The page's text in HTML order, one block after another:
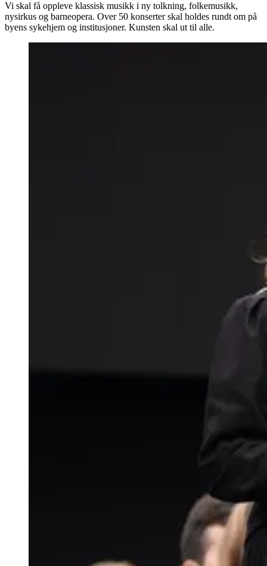
Vi skal få oppleve klassisk musikk i ny tolkning, folkemusikk,
nysirkus og barneopera. Over 50 konserter skal holdes rundt om på
byens sykehjem og institusjoner. Kunsten skal ut til alle.